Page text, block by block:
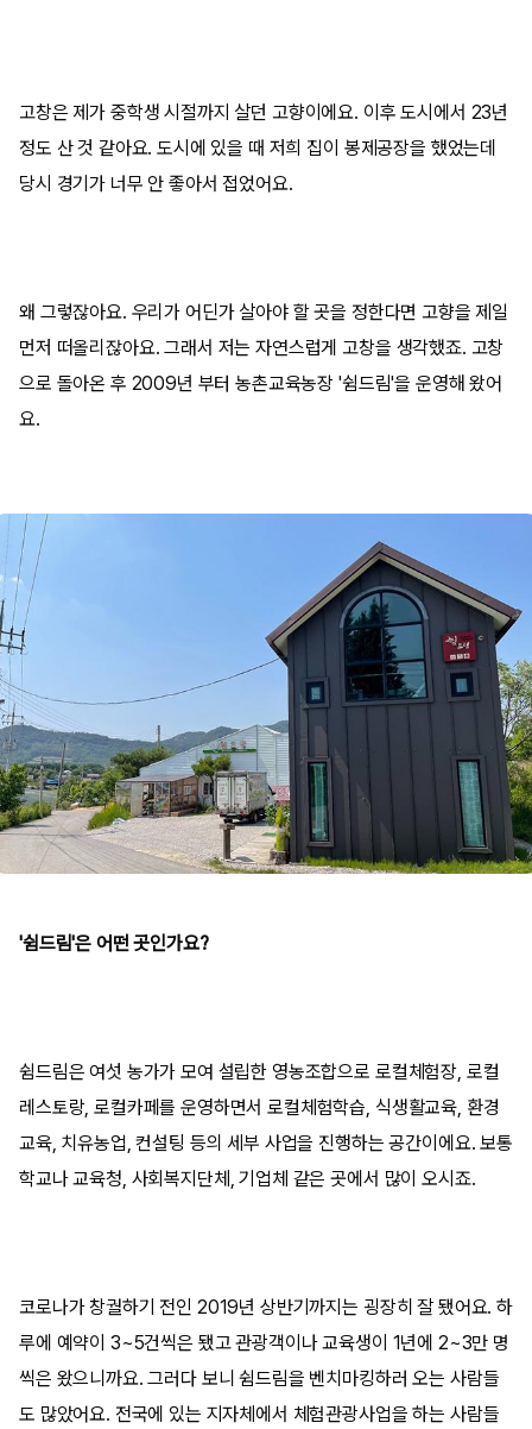
고창은 제가 중학생 시절까지 살던 고향이에요. 이후 도시에서 23년
정도 산 것 같아요. 도시에 있을 때 저희 집이 봉제공장을 했었는데
당시 경기가 너무 안 좋아서 접었어요.
왜 그렇잖아요. 우리가 어딘가 살아야 할 곳을 정한다면 고향을 제일
먼저 떠올리잖아요. 그래서 저는 자연스럽게 고창을 생각했죠. 고창
으로 돌아온 후 2009년 부터 농촌교육농장 '쉼드림'을 운영해 왔어
요.
'쉼드림'은 어떤 곳인가요?
쉼드림은 여섯 농가가 모여 설립한 영농조합으로 로컬체험장, 로컬
레스토랑, 로컬카페를 운영하면서 로컬체험학습, 식생활교육, 환경
교육, 치유농업, 컨설팅 등의 세부 사업을 진행하는 공간이에요. 보통
학교나 교육청, 사회복지단체, 기업체 같은 곳에서 많이 오시죠.
코로나가 창궐하기 전인 2019년 상반기까지는 굉장히 잘 됐어요. 하
루에 예약이 3~5건씩은 됐고 관광객이나 교육생이 1년에 2~3만 명
씩은 왔으니까요. 그러다 보니 쉼드림을 벤치마킹하러 오는 사람들
도 많았어요. 전국에 있는 지자체에서 체험관광사업을 하는 사람들